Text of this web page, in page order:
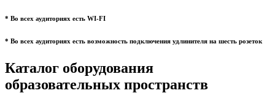
* Во всех аудиториях есть WI-FI
* Во всех аудиториях есть возможность подключения удлинителя на шесть розеток
Каталог оборудования
образовательных пространств